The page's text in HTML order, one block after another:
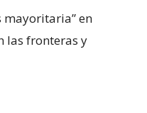
mayoritaria” en
las fronteras y